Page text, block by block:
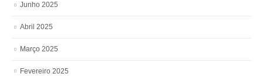
Junho 2025
Abril 2025
Março 2025
Fevereiro 2025